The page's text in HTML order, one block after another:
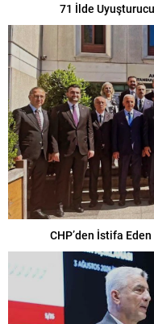
71 İlde
CHP’den İstifa